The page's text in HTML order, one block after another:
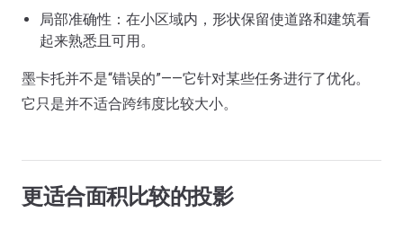
局部准确性：在小区域内，形状保留使道路和建筑看
起来熟悉且可用。
墨卡托并不是“错误的”——它针对某些任务进行了优化。
它只是并不适合跨纬度比较大小。
更适合面积比较的投影